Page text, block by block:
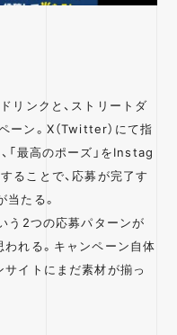
サービス
トーリー
解き
総選挙
SNSシェア
リンクと、ストリートダ
ーン。X（Twitter）にて指
「最高のポーズ」をInstag
ることで、応募が完了す
たる。
う2つの応募パターンが
れる。キャンペーン自体
サイトにまだ素材が揃っ